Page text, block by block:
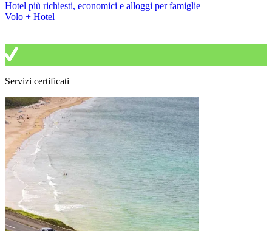
Hotel più richiesti, economici e alloggi per famiglie
Volo + Hotel
Servizi certificati